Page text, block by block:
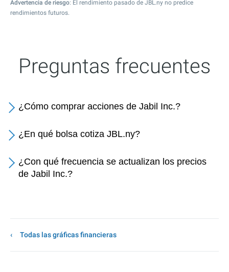
Advertencia de riesgo: El rendimiento pasado de JBL.ny no predice
rendimientos futuros.
Preguntas frecuentes
¿Cómo comprar acciones de Jabil Inc.?
¿En qué bolsa cotiza JBL.ny?
¿Con qué frecuencia se actualizan los precios
de Jabil Inc.?
Todas las gráficas financieras